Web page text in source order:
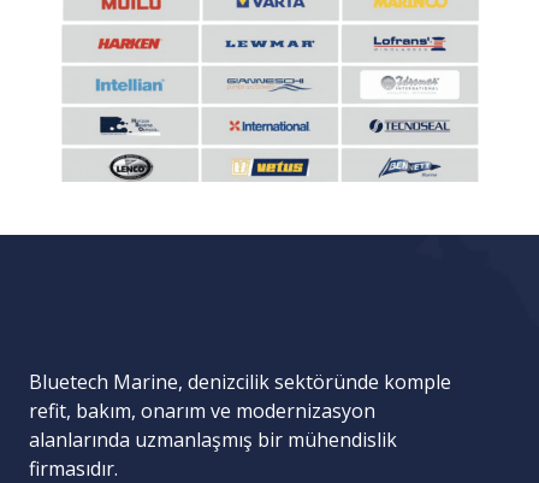
Bluetech Marine, denizcilik sektöründe komple
refit, bakım, onarım ve modernizasyon
alanlarında uzmanlaşmış bir mühendislik
firmasıdır.